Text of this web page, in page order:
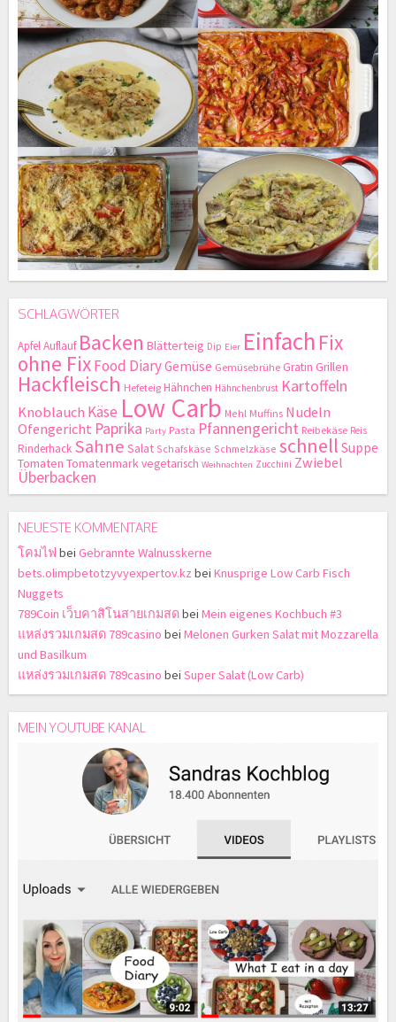
SCHLAGWÖRTER
ApfelAuflauf Backen Blätterteig Dip Eier Einfach Fix
ohne FixFood DiaryGemüse Gemüsebrühe Gratin Grillen
Hackfleisch Hefeteig Hähnchen Hähnchenbrust Kartoffeln
Knoblauch Käse Low Carb Mehl Muffins Nudeln
Ofengericht Paprika Party Pasta Pfannengericht Reibekäse Reis
Rinderhack Sahne Salat Schafskäse Schmelzkäse schnell Suppe
Tomaten Tomatenmarkvegetarisch Weihnachten Zucchini Zwiebel
Überbacken
NEUESTE KOMMENTARE
โคมไฟ bei Gebrannte Walnusskerne
bets.olimpbetotzyvyexpertov.kz bei Knusprige Low Carb Fisch
Nuggets
789Coin เว็บคาสิโนสายเกมสดbei Mein eigenes Kochbuch #3
แหล่งรวมเกมสด 789casino bei Melonen Gurken Salat mit Mozzarella
und Basilkum
แหล่งรวมเกมสด 789casino bei Super Salat (Low Carb)
MEIN YOUTUBE KANAL